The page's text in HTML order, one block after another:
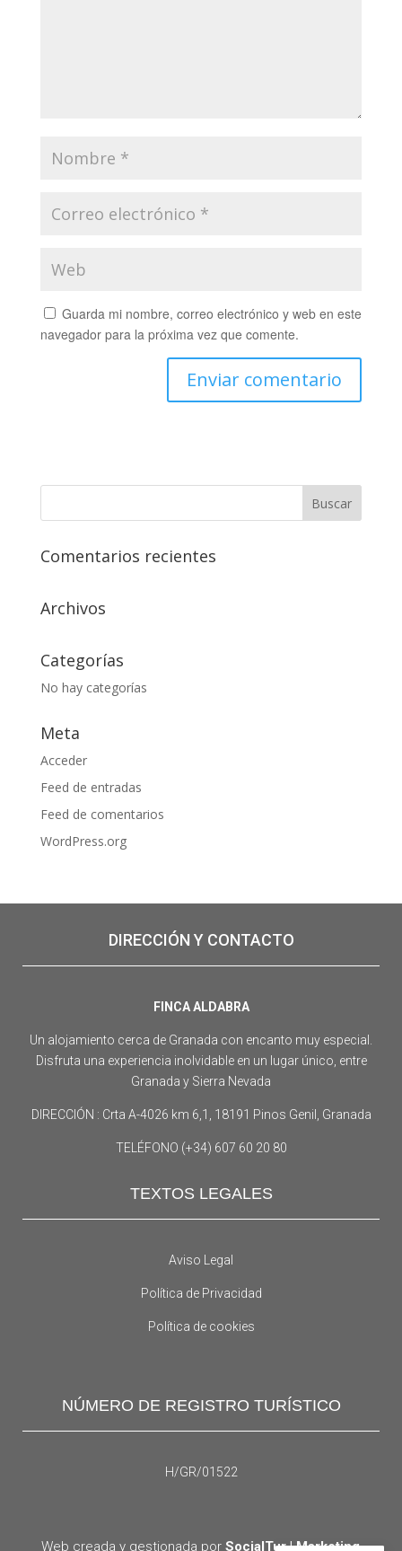
Guarda mi nombre, correo electrónico y web en este
navegador para la próxima vez que comente.
Comentarios recientes
Archivos
Categorías
No hay categorías
Meta
Acceder
Feed de entradas
Feed de comentarios
WordPress.org
DIRECCIÓN Y CONTACTO
FINCA ALDABRA
Un alojamiento cerca de Granada con encanto muy especial.
Disfruta una experiencia inolvidable en un lugar único, entre
Granada y Sierra Nevada
DIRECCIÓN : Crta A-4026 km 6,1, 18191 Pinos Genil, Granada
TELÉFONO (+34) 607 60 20 80
TEXTOS LEGALES
Aviso Legal
Política de Privacidad
Política de cookies
NÚMERO DE REGISTRO TURÍSTICO
H/GR/01522
Web creada y gestionada porSocialTur | Marketing